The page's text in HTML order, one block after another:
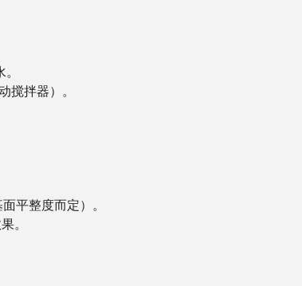
搅拌器）。
平整度而定）。
。